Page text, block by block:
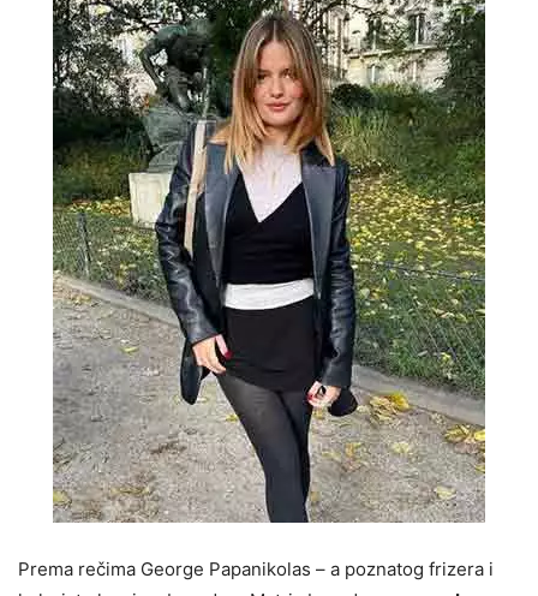
Prema rečima George Papanikolas – a poznatog frizera i